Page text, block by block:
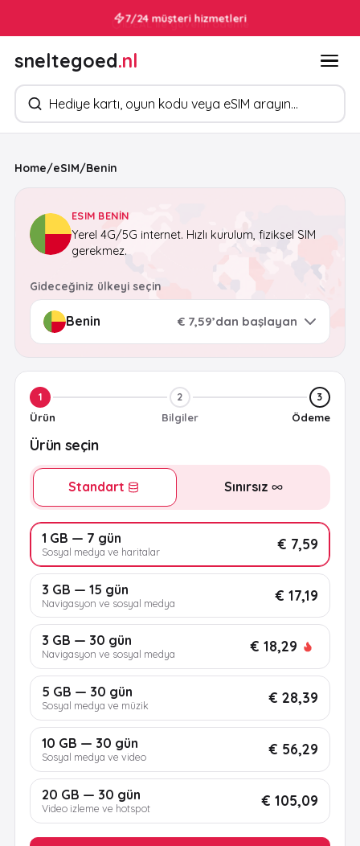
7/24 müşteri hizmetleri
sneltegoed.nl
Ürün arayın
Home/eSIM/Benin
ESIM BENIN
Yerel 4G/5G internet. Hızlı kurulum, fiziksel SIM
gerekmez.
Gideceğiniz ülkeyi seçin
€ 7,59’dan başlayan
1
Ürün
2
Bilgiler
3
Ödeme
Ürün seçin
Standart Sınırsız
1 GB — 7 gün
Sosyal medya ve haritalar € 7,59
3 GB — 15 gün
Navigasyon ve sosyal medya € 17,19
3 GB — 30 gün
Navigasyon ve sosyal medya € 18,29
5 GB — 30 gün
Sosyal medya ve müzik € 28,39
10 GB — 30 gün
Sosyal medya ve video € 56,29
20 GB — 30 gün
Video izleme ve hotspot € 105,09